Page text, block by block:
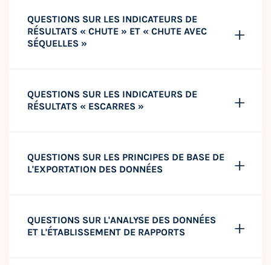
QUESTIONS SUR LES INDICATEURS DE
RÉSULTATS « CHUTE » ET « CHUTE AVEC
SÉQUELLES »
QUESTIONS SUR LES INDICATEURS DE
RÉSULTATS « ESCARRES »
QUESTIONS SUR LES PRINCIPES DE BASE DE
L'EXPORTATION DES DONNÉES
QUESTIONS SUR L'ANALYSE DES DONNÉES
ET L'ÉTABLISSEMENT DE RAPPORTS